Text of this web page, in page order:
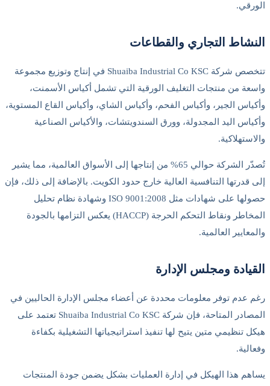
التجاري والقطاعات
تتخصص شركة Shuaiba Industrial Co KSC في إنتاج وتوزيع مجموعة
من منتجات التغليف الورقية التي تشمل أكياس الأسمنت،
الجير، وأكياس الفحم، وأكياس الشاي، وأكياس القاع المستوية،
اليد المجدولة، وورق السندويتشات، والأكياس الصناعية
تُصدّر الشركة حوالي 65% من إنتاجها إلى الأسواق العالمية، مما يشير
التنافسية العالية خارج حدود الكويت. بالإضافة إلى ذلك، فإن
حصولها على شهادات مثل ISO 9001:2008 وشهادة نظام تحليل
المخاطر ونقاط التحكم الحرجة (HACCP) يعكس التزامها بالجودة
العالمية.
ومجلس الإدارة
عدم توفر معلومات محددة عن أعضاء مجلس الإدارة الحاليين في
المصادر المتاحة، فإن شركة Shuaiba Industrial Co KSC تعتمد على
تنظيمي متين يتيح لها تنفيذ استراتيجياتها التشغيلية بكفاءة
هذا الهيكل في إدارة العمليات بشكل يضمن جودة المنتجات